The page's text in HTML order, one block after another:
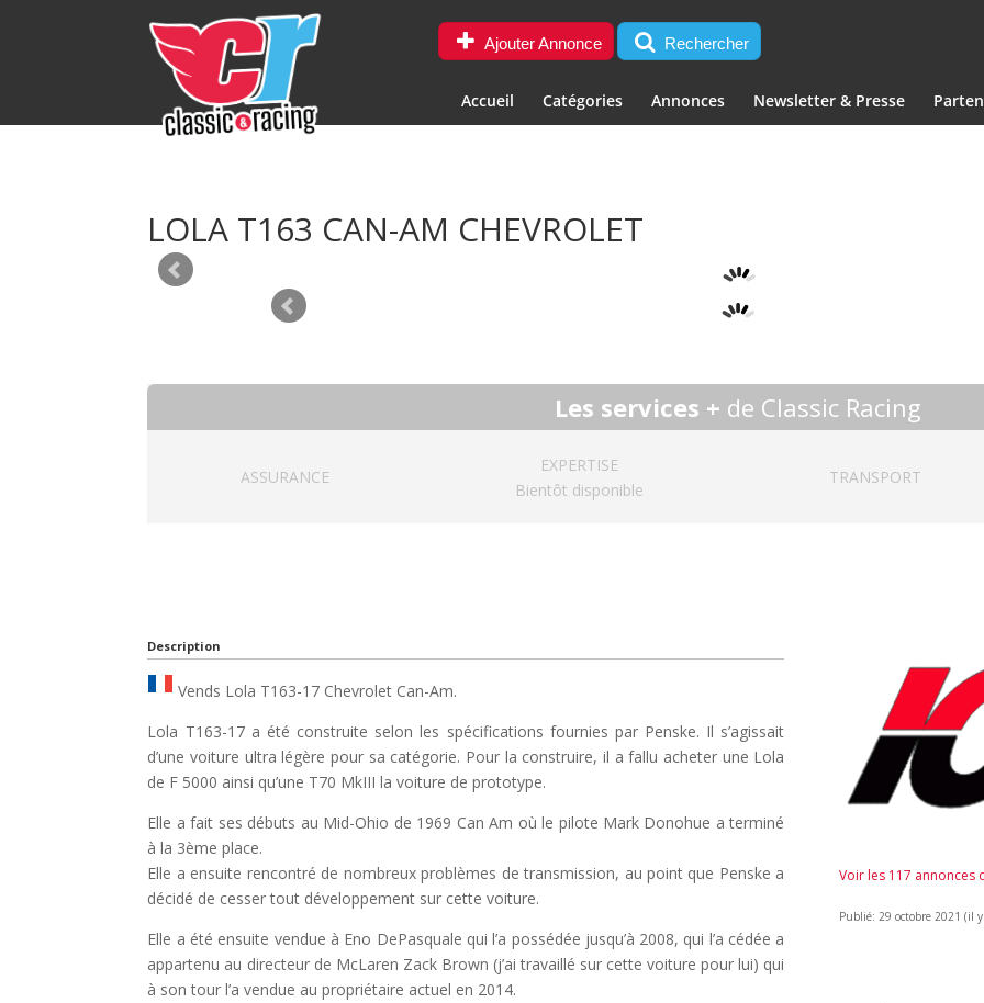
Ajouter Annonce Rechercher
Accueil Catégories Annonces Newsletter & Presse
LOLA T163 CAN-AM CHEVROLET
Les services + de Classic Racing
ASSURANCE
EXPERTISE
Bientôt disponible
TRANSPORT
Description
Vends Lola T163-17 Chevrolet Can-Am.
Lola T163-17 a été construite selon les spécifications fournies par Penske. Il s’agissait
d’une voiture ultra légère pour sa catégorie. Pour la construire, il a fallu acheter une Lola
de F 5000 ainsi qu’une T70 MkIII la voiture de prototype.
Elle a fait ses débuts au Mid-Ohio de 1969 Can Am où le pilote Mark Donohue a terminé
à la 3ème place.
Elle a ensuite rencontré de nombreux problèmes de transmission, au point que Penske a
décidé de cesser tout développement sur cette voiture.
Elle a été ensuite vendue à Eno DePasquale qui l’a possédée jusqu’à 2008, qui l’a cédée a
appartenu au directeur de McLaren Zack Brown (j’ai travaillé sur cette voiture pour lui) qui
à son tour l’a vendue au propriétaire actuel en 2014.
Voir les 117 annonces
Publié: 29 octobre 2021 (il